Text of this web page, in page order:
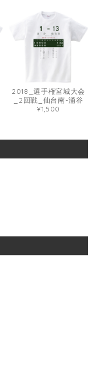
2018_選手権宮城大会
_2回戦_仙台南-涌谷
¥1,500